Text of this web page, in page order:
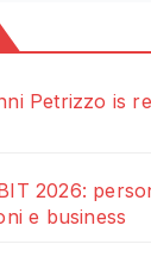
Petrizzo is
2026:
e business